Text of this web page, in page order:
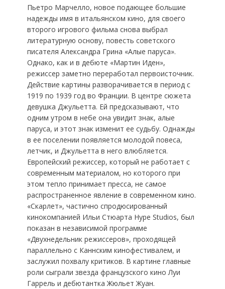
Пьетро Марчелло, новое подающее большие
надежды имя в итальянском кино, для своего
второго игрового фильма снова выбрал
литературную основу, повесть советского
писателя Александра Грина «Алые паруса».
Однако, как и в дебюте «Мартин Иден»,
режиссер заметно переработал первоисточник.
Действие картины разворачивается в период с
1919 по 1939 год во Франции. В центре сюжета
девушка Джульетта. Ей предсказывают, что
одним утром в небе она увидит знак, алые
паруса, и этот знак изменит ее судьбу. Однажды
в ее поселении появляется молодой повеса,
летчик, и Джульетта в него влюбляется.
Европейский режиссер, который не работает с
современным материалом, но которого при
этом тепло принимает пресса, не самое
распространенное явление в современном кино.
«Скарлет», частично спродюсированный
кинокомпанией Ильи Стюарта Hype Studios, был
показан в независимой программе
«Двухнедельник режиссеров», проходящей
параллельно с Каннским кинофестивалем, и
заслужил похвалу критиков. В картине главные
роли сыграли звезда французского кино Луи
Гаррель и дебютантка Жюльет Жуан.